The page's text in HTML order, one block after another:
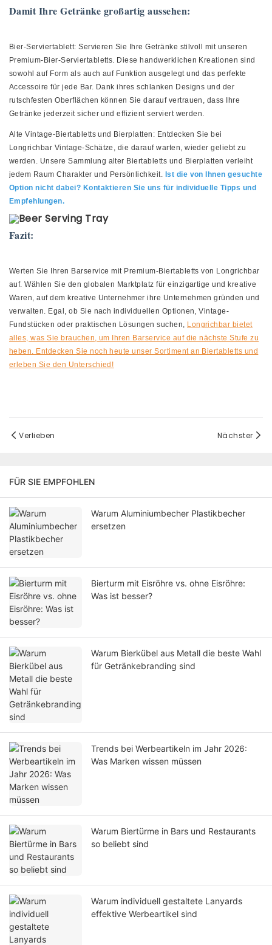
Damit Ihre Getränke großartig aussehen:
Bier-Serviertablett: Servieren Sie Ihre Getränke stilvoll mit unseren
Premium-Bier-Serviertabletts. Diese handwerklichen Kreationen sind
sowohl auf Form als auch auf Funktion ausgelegt und das perfekte
Accessoire für jede Bar. Dank ihres schlanken Designs und der
rutschfesten Oberflächen können Sie darauf vertrauen, dass Ihre
Getränke jederzeit sicher und effizient serviert werden.
Alte Vintage-Biertabletts und Bierplatten: Entdecken Sie bei
Longrichbar Vintage-Schätze, die darauf warten, wieder geliebt zu
werden. Unsere Sammlung alter Biertabletts und Bierplatten verleiht
jedem Raum Charakter und Persönlichkeit. Ist die von Ihnen gesuchte
Option nicht dabei? Kontaktieren Sie uns für individuelle Tipps und
Empfehlungen.
Fazit:
Werten Sie Ihren Barservice mit Premium-Biertabletts von Longrichbar
auf. Wählen Sie den globalen Marktplatz für einzigartige und kreative
Waren, auf dem kreative Unternehmer ihre Unternehmen gründen und
verwalten. Egal, ob Sie nach individuellen Optionen, Vintage-
Fundstücken oder praktischen Lösungen suchen, Longrichbar bietet
alles, was Sie brauchen, um Ihren Barservice auf die nächste Stufe zu
heben. Entdecken Sie noch heute unser Sortiment an Biertabletts und
erleben Sie den Unterschied!
Verlieben Nächster
FÜR SIE EMPFOHLEN
Warum Aluminiumbecher Plastikbecher
ersetzen
Bierturm mit Eisröhre vs. ohne Eisröhre:
Was ist besser?
Warum Bierkübel aus Metall die beste Wahl
für Getränkebranding sind
Trends bei Werbeartikeln im Jahr 2026:
Was Marken wissen müssen
Warum Biertürme in Bars und Restaurants
so beliebt sind
Warum individuell gestaltete Lanyards
effektive Werbeartikel sind